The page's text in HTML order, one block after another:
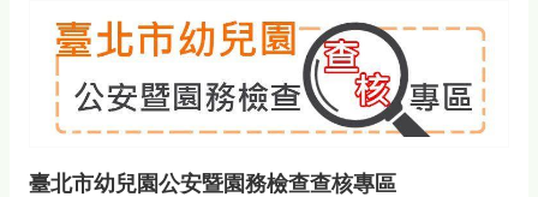
臺北市幼兒園公安暨園務檢查查核專區